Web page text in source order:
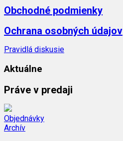
Obchodné podmienky
Ochrana osobných údajov
Pravidlá diskusie
Aktuálne
Práve v predaji
Objednávky
Archív